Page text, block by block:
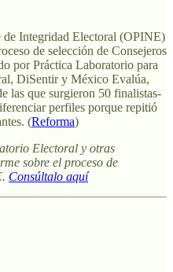
de Integridad Electoral (OPINE)
de selección de Consejeros
por Práctica Laboratorio para
DiSentir y México Evalúa,
las que surgieron 50 finalistas-
perfiles porque repitió
(Reforma)
Electoral y otras
sobre el proceso de
Consúltalo aquí